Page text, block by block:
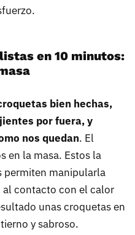
en 10 minutos:
bien hechas,
por fuera, y
nos quedan. El
en la masa. Estos la
permiten manipularla
al contacto con el calor
unas croquetas en
y sabroso.